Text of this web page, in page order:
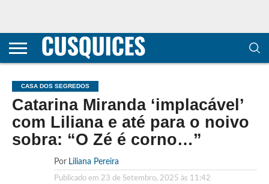
CONTACTOS
HOME
POLÍTICA DE
E COOKIES
SOBRE
TERMOS E
TRANSPARÊNCIA
METODOLOGIA
CASA DOS SEGREDOS
Catarina Miranda ‘implacável’
com Liliana e até para o noivo
sobra: “O Zé é corno…”
Por Liliana Pereira
Publicado em 23 de Setembro, 2025 às 11:42